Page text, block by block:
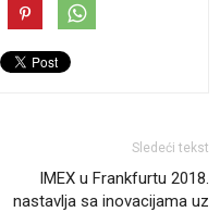
Sledeći tekst
IMEX u Frankfurtu 2018.
nastavlja sa inovacijama uz